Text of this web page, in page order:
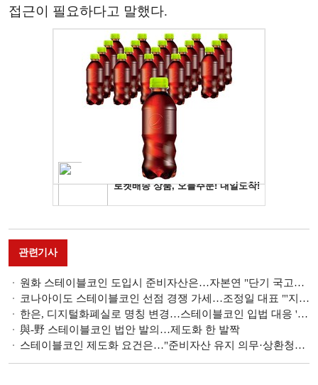
접근이 필요하다고 말했다.
관련기사
원화 스테이블코인 도입시 준비자산은…자본연 "단기 국고채 필요"
코나아이도 스테이블코인 선점 경쟁 가세…조정일 대표 "'지역화폐 2.0' 기반 생태계 구축"
한은, 디지털화폐실로 명칭 변경…스테이블코인 입법 대응 '가상자산반' 가동
與-野 스테이블코인 법안 발의…제도화 한 발짝
스테이블코인 제도화 요건은…"준비자산 유지 의무·상환청구권 보장 필요"